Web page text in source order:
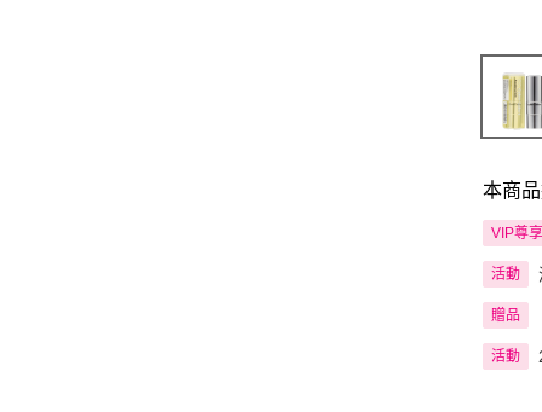
本商
VIP尊享
活動
贈品
活動